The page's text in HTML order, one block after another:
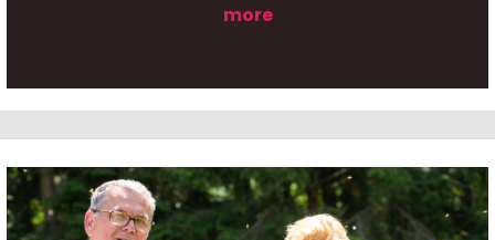
more